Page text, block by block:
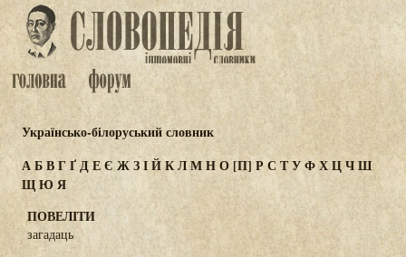
Українсько-білоруський словник
АБВГҐДЕЄ ЖЗІЙКЛМНО[П] Р С ТУФХЦЧШ
ЩЮ Я
ПОВЕЛІТИ
загадаць